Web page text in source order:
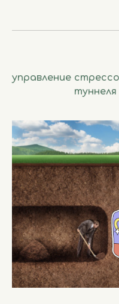
управление